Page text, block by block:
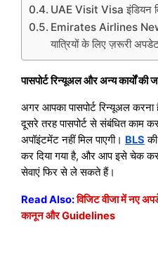
UAE Visit Visa इंडियन
Emirates Airlines
यात्रियों के लिए ज़रूरी
पासपोर्ट रिन्यूअल और अन्य कार्यों की
अगर आपका पासपोर्ट रिन्यूअल
दूसरे तरह पासपोर्ट से संबंधित काम
अपॉइंटमेंट नहीं मिल पाएगी। BLS
कर दिया गया है, और आप इसे चेक
सेवाएं फिर से ले सकते हैं।
Read Also:विजिट वीजा में नए
कानून और Guidelines